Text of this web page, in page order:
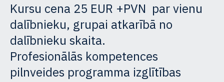
Kursu cena 25 EUR +PVN par vienu
dalībnieku, grupai atkarībā no
dalībnieku skaita.
Profesionālās kompetences
pilnveides programma izglītības